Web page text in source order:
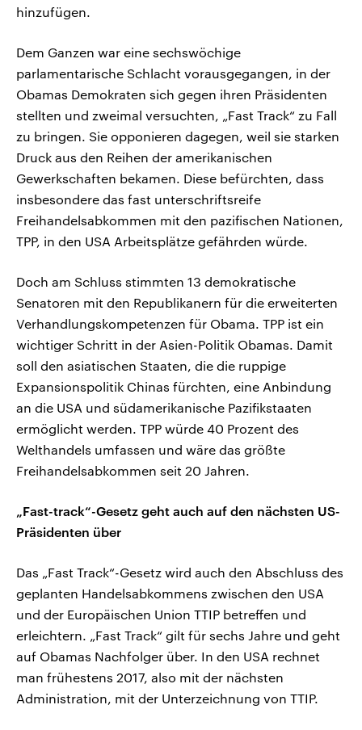
hinzufügen.
Dem Ganzen war eine sechswöchige
parlamentarische Schlacht vorausgegangen, in der
Obamas Demokraten sich gegen ihren Präsidenten
stellten und zweimal versuchten, „Fast Track“ zu Fall
zu bringen. Sie opponieren dagegen, weil sie starken
Druck aus den Reihen der amerikanischen
Gewerkschaften bekamen. Diese befürchten, dass
insbesondere das fast unterschriftsreife
Freihandelsabkommen mit den pazifischen Nationen,
TPP, in den USA Arbeitsplätze gefährden würde.
Doch am Schluss stimmten 13 demokratische
Senatoren mit den Republikanern für die erweiterten
Verhandlungskompetenzen für Obama. TPP ist ein
wichtiger Schritt in der Asien-Politik Obamas. Damit
soll den asiatischen Staaten, die die ruppige
Expansionspolitik Chinas fürchten, eine Anbindung
an die USA und südamerikanische Pazifikstaaten
ermöglicht werden. TPP würde 40 Prozent des
Welthandels umfassen und wäre das größte
Freihandelsabkommen seit 20 Jahren.
„Fast-track“-Gesetz geht auch auf den nächsten US-
Präsidenten über
Das „Fast Track“-Gesetz wird auch den Abschluss des
geplanten Handelsabkommens zwischen den USA
und der Europäischen Union TTIP betreffen und
erleichtern. „Fast Track“ gilt für sechs Jahre und geht
auf Obamas Nachfolger über. In den USA rechnet
man frühestens 2017, also mit der nächsten
Administration, mit der Unterzeichnung von TTIP.